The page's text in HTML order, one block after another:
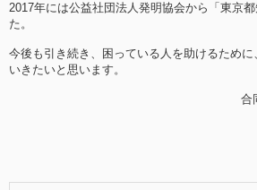
2017年には公益社団法人発明協会から「東京
た。
今後も引き続き、困っている人を助けるため
いきたいと思います。
合